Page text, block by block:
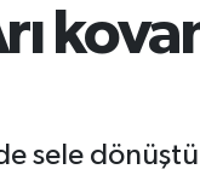
ALTIN
%1.44
sele